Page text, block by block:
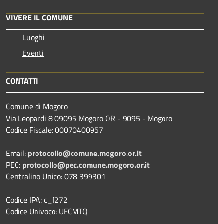
VIVERE IL COMUNE
Luoghi
Eventi
CONTATTI
Comune di Mogoro
Via Leopardi 8 09095 Mogoro OR - 9095 - Mogoro
Codice Fiscale: 00070400957
Email: protocollo@comune.mogoro.or.it
PEC: protocollo@pec.comune.mogoro.or.it
Centralino Unico: 078 399301
Codice IPA: c_f272
Codice Univoco: UFCMTQ